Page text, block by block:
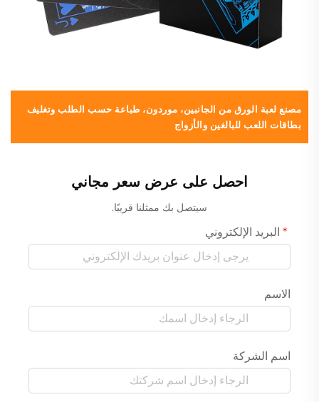
مصنع لعبة الورق من الجانبين، موردون، طباعة حسب الطلب وتغليف
بطاقات اللعب للبالغين والأزواج
احصل على عرض سعر مجاني
سيتصل بك ممثلنا قريبًا.
البريد الإلكتروني
الاسم
اسم الشركة